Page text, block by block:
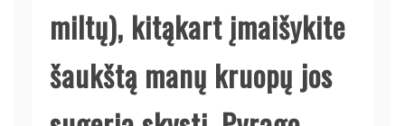
miltų), kitąkart įmaišykite
šaukštą manų kruopų jos